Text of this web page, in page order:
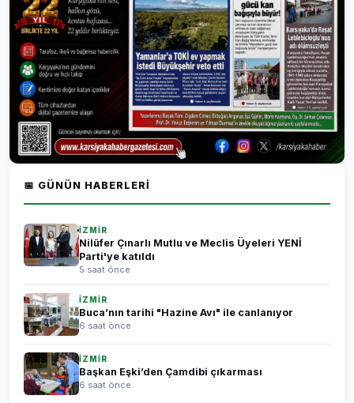
📅 GÜNÜN HABERLERI
İZMİR
Nilüfer Çınarlı Mutlu ve Meclis Üyeleri YENİ
Parti'ye katıldı
5 saat önce
İZMİR
Buca’nın tarihi "Hazine Avı" ile canlanıyor
6 saat önce
İZMİR
Başkan Eşki’den Çamdibi çıkarması
6 saat önce